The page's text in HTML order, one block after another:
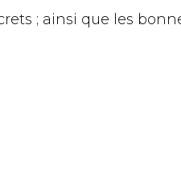
; ainsi que les